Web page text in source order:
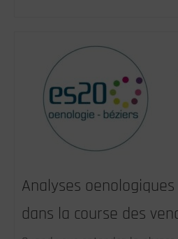
Analyses
dans la course des